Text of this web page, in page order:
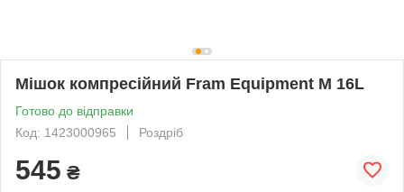
Мішок компресійний Fram Equipment M 16L
Готово до відправки
Код: 1423000965
Роздріб
545 ₴